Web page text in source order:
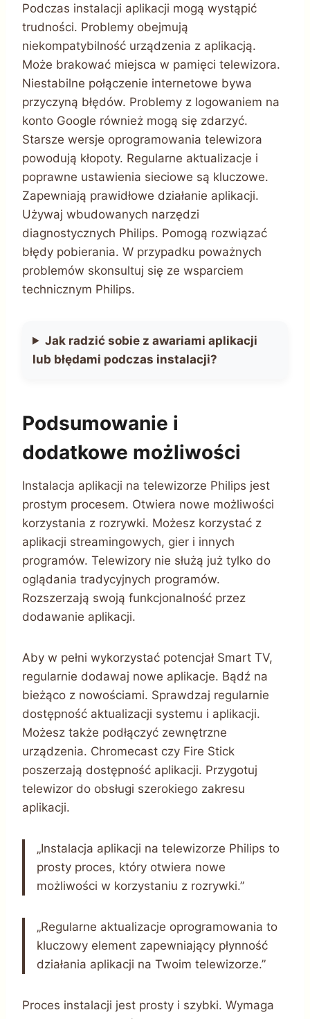
Podczas instalacji aplikacji mogą wystąpić
trudności. Problemy obejmują
niekompatybilność urządzenia z aplikacją.
Może brakować miejsca w pamięci telewizora.
Niestabilne połączenie internetowe bywa
przyczyną błędów. Problemy z logowaniem na
konto Google również mogą się zdarzyć.
Starsze wersje oprogramowania telewizora
powodują kłopoty. Regularne aktualizacje i
poprawne ustawienia sieciowe są kluczowe.
Zapewniają prawidłowe działanie aplikacji.
Używaj wbudowanych narzędzi
diagnostycznych Philips. Pomogą rozwiązać
błędy pobierania. W przypadku poważnych
problemów skonsultuj się ze wsparciem
technicznym Philips.
Jak radzić sobie z awariami aplikacji
lub błędami podczas instalacji?
Podsumowanie i
dodatkowe możliwości
Instalacja aplikacji na telewizorze Philips jest
prostym procesem. Otwiera nowe możliwości
korzystania z rozrywki. Możesz korzystać z
aplikacji streamingowych, gier i innych
programów. Telewizory nie służą już tylko do
oglądania tradycyjnych programów.
Rozszerzają swoją funkcjonalność przez
dodawanie aplikacji.
Aby w pełni wykorzystać potencjał Smart TV,
regularnie dodawaj nowe aplikacje. Bądź na
bieżąco z nowościami. Sprawdzaj regularnie
dostępność aktualizacji systemu i aplikacji.
Możesz także podłączyć zewnętrzne
urządzenia. Chromecast czy Fire Stick
poszerzają dostępność aplikacji. Przygotuj
telewizor do obsługi szerokiego zakresu
aplikacji.
„Instalacja aplikacji na telewizorze Philips to
prosty proces, który otwiera nowe
możliwości w korzystaniu z rozrywki.”
„Regularne aktualizacje oprogramowania to
kluczowy element zapewniający płynność
działania aplikacji na Twoim telewizorze.”
Proces instalacji jest prosty i szybki. Wymaga